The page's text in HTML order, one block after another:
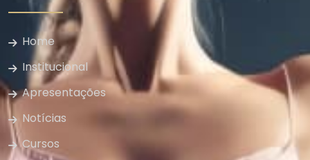
Home
Institucional
Apresentações
Notícias
Cursos